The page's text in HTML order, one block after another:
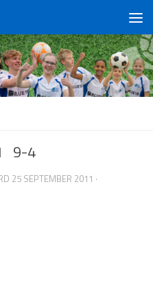
9-4
25 SEPTEMBER 2011 ·